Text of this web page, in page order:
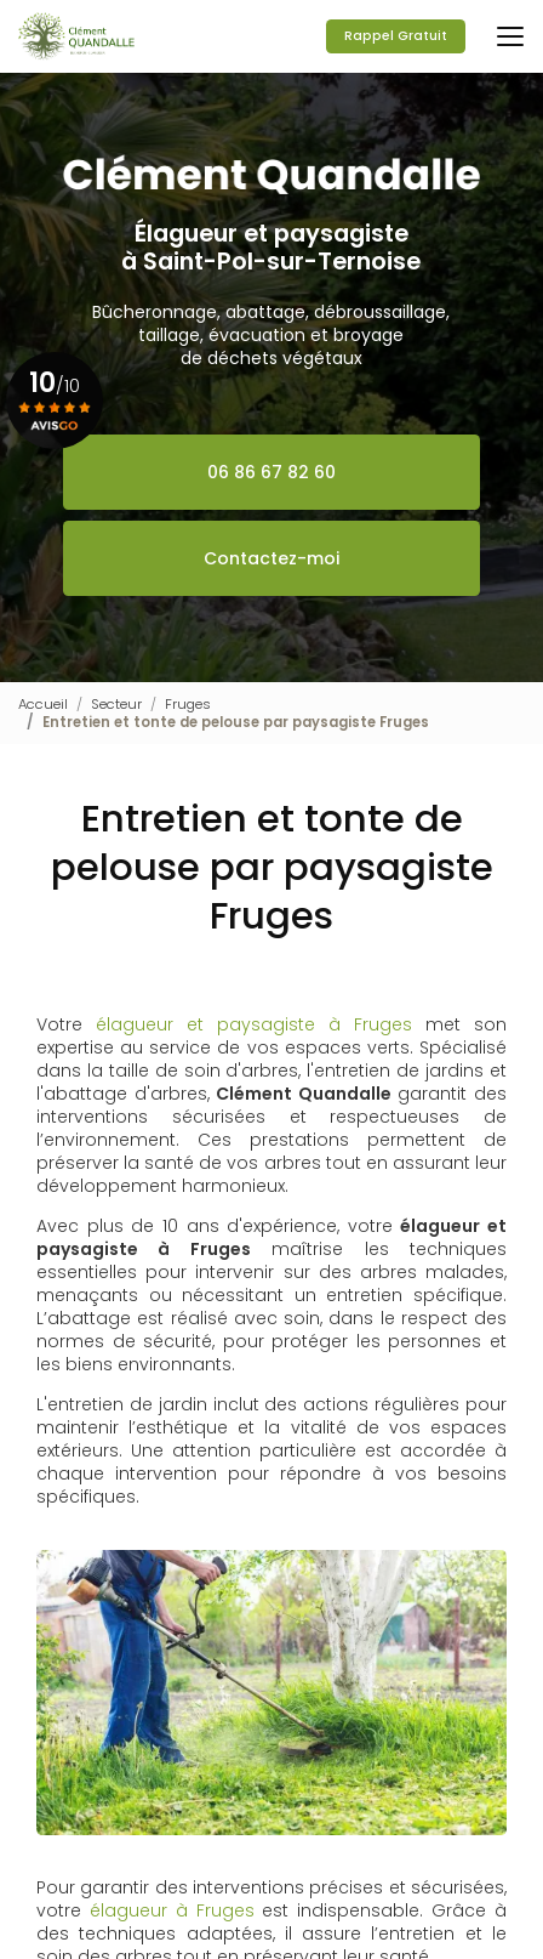
Aller
au
contenu
principal
Rappel Gratuit
Élagueur et paysagiste
à Saint-Pol-sur-Ternoise
Bûcheronnage, abattage, débroussaillage,
taillage, évacuation et broyage
de déchets végétaux
06 86 67 82 60
Contactez-moi
10/10
Voir le certificat
Accueil Secteur
Fruges
Entretien et tonte de pelouse par paysagiste Fruges
Entretien et tonte de
pelouse par paysagiste
Fruges
Votre élagueur et paysagiste à Fruges met son
expertise au service de vos espaces verts. Spécialisé
dans la taille de soin d'arbres, l'entretien de jardins et
l'abattage d'arbres, Clément Quandalle garantit des
interventions sécurisées et respectueuses de
l’environnement. Ces prestations permettent de
préserver la santé de vos arbres tout en assurant leur
développement harmonieux.
Avec plus de 10 ans d'expérience, votreélagueur et
paysagiste à Fruges maîtrise les techniques
essentielles pour intervenir sur des arbres malades,
menaçants ou nécessitant un entretien spécifique.
L’abattage est réalisé avec soin, dans le respect des
normes de sécurité, pour protéger les personnes et
les biens environnants.
L'entretien de jardin inclut des actions régulières pour
maintenir l’esthétique et la vitalité de vos espaces
extérieurs. Une attention particulière est accordée à
chaque intervention pour répondre à vos besoins
spécifiques.
Pour garantir des interventions précises et sécurisées,
votre élagueur à Fruges est indispensable. Grâce à
des techniques adaptées, il assure l’entretien et le